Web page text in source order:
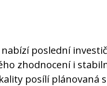
nabízí poslední
zhodnocení i
posílí plánovaná